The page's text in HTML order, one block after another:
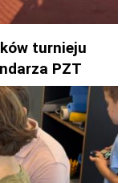
turnieju
PZT